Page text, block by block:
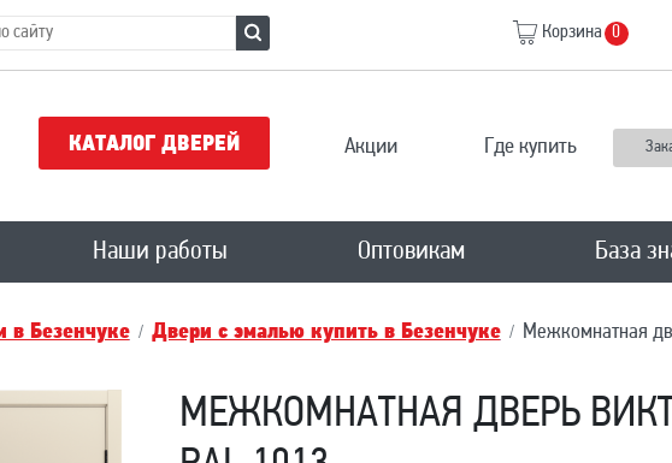
Корзина 0
КАТАЛОГ ДВЕРЕЙ Акции Где купить
Наши работы Оптовикам База
Безенчукe Двери с эмалью купить в Безенчукe Межкомнатная
МЕЖКОМНАТНАЯ ДВЕРЬ